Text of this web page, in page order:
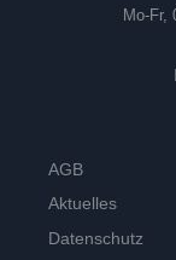
Mo-Fr,
AGB
Aktuelles
Datenschutz